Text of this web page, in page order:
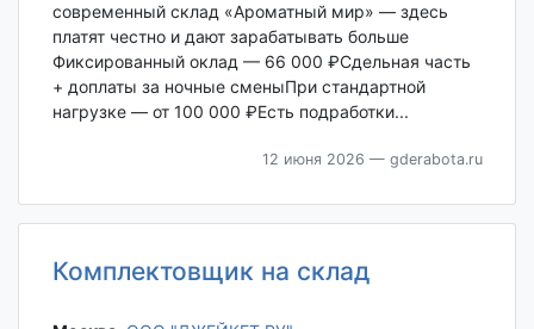
современный склад «Ароматный мир» — здесь
платят честно и дают зарабатывать больше
Фиксированный оклад — 66 000 ₽Сдельная часть
+ доплаты за ночные сменыПри стандартной
нагрузке — от 100 000 ₽Есть подработки...
12 июня 2026 — gderabota.ru
Комплектовщик на склад